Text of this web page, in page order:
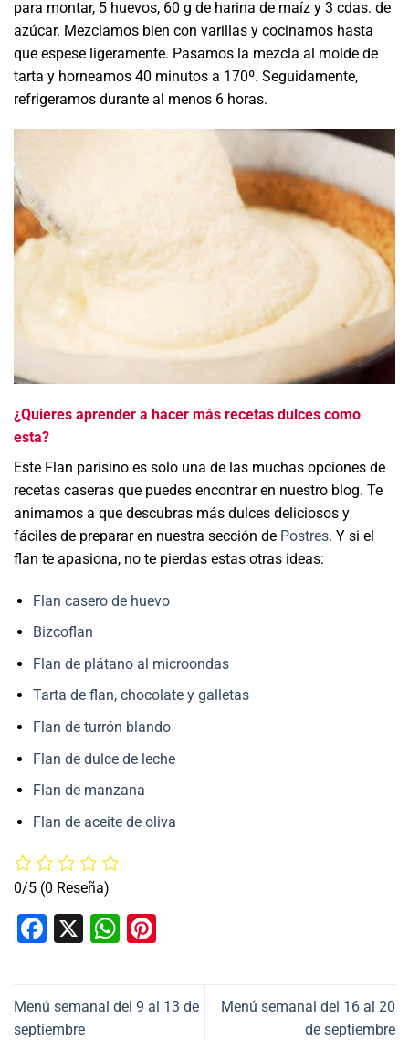
para montar, 5 huevos, 60 g de harina de maíz y 3 cdas. de
azúcar. Mezclamos bien con varillas y cocinamos hasta
que espese ligeramente. Pasamos la mezcla al molde de
tarta y horneamos 40 minutos a 170º. Seguidamente,
refrigeramos durante al menos 6 horas.
¿Quieres aprender a hacer más recetas dulces como
esta?
Este Flan parisino es solo una de las muchas opciones de
recetas caseras que puedes encontrar en nuestro blog. Te
animamos a que descubras más dulces deliciosos y
fáciles de preparar en nuestra sección de Postres. Y si el
flan te apasiona, no te pierdas estas otras ideas:
Flan casero de huevo
Bizcoflan
Flan de plátano al microondas
Tarta de flan, chocolate y galletas
Flan de turrón blando
Flan de dulce de leche
Flan de manzana
Flan de aceite de oliva
0/5 (0 Reseña)
Facebook
X WhatsApp
Menú semanal del 9 al 13 de
septiembre
Menú semanal del 16 al 20
de septiembre